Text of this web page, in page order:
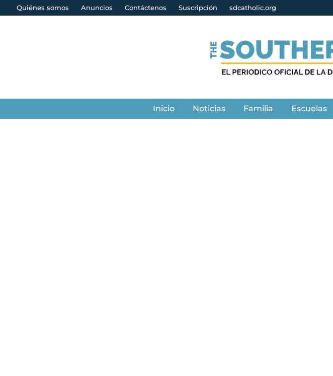
Quiénes somos Anuncios Contáctenos Suscripción sdcatholic.org
Inicio Noticias Familia Escuelas